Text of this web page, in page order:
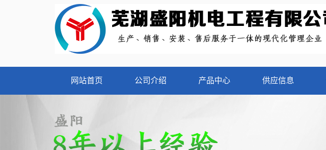
网站首页 公司介绍 产品中心 供应信息